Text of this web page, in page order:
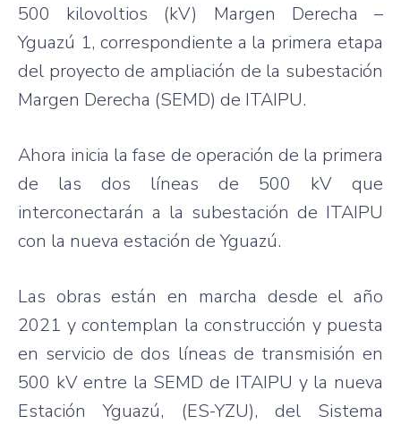
500 kilovoltios (kV) Margen Derecha –
Yguazú 1, correspondiente a la primera etapa
del proyecto de ampliación de la subestación
Margen Derecha (SEMD) de ITAIPU.
Ahora inicia la fase de operación de la primera
de las dos líneas de 500 kV que
interconectarán a la subestación de ITAIPU
con la nueva estación de Yguazú.
Las obras están en marcha desde el año
2021 y contemplan la construcción y puesta
en servicio de dos líneas de transmisión en
500 kV entre la SEMD de ITAIPU y la nueva
Estación Yguazú, (ES-YZU), del Sistema